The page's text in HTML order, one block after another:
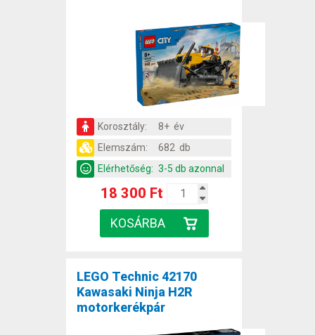
Korosztály:
8+ év
Elemszám:
682 db
Elérhetőség: 3-5 db azonnal
18 300 Ft
LEGO Technic 42170
Kawasaki Ninja H2R
motorkerékpár